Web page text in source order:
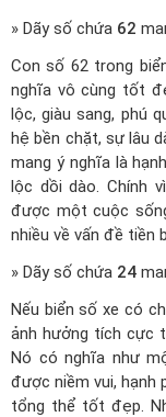
» Dãy số chứa 62
Con số 62 trong
nghĩa vô cùng tốt
lộc, giàu sang, phú
hệ bền chặt, sự lâu
mang ý nghĩa là
lộc dồi dào. Chính
được một cuộc
nhiều về vấn đề tiền
» Dãy số chứa 24
Nếu biển số xe có
ảnh hưởng tích cực
Nó có nghĩa như
được niềm vui, hạnh
tổng thể tốt đẹp.